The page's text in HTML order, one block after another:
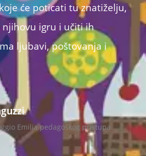
će poticati tu znatiželju,
igru i učiti ih
ljubavi, poštovanja i
Emilia pedagoškog pristupa